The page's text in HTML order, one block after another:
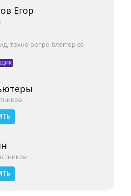
Егор
техно-ретро-блоггер со